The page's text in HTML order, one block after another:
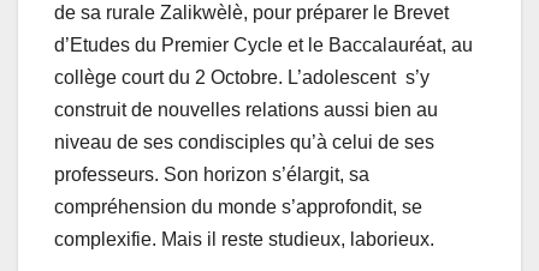
de sa rurale Zalikwèlè, pour préparer le Brevet
d’Etudes du Premier Cycle et le Baccalauréat, au
collège court du 2 Octobre. L’adolescent s’y
construit de nouvelles relations aussi bien au
niveau de ses condisciples qu’à celui de ses
professeurs. Son horizon s’élargit, sa
compréhension du monde s’approfondit, se
complexifie. Mais il reste studieux, laborieux.